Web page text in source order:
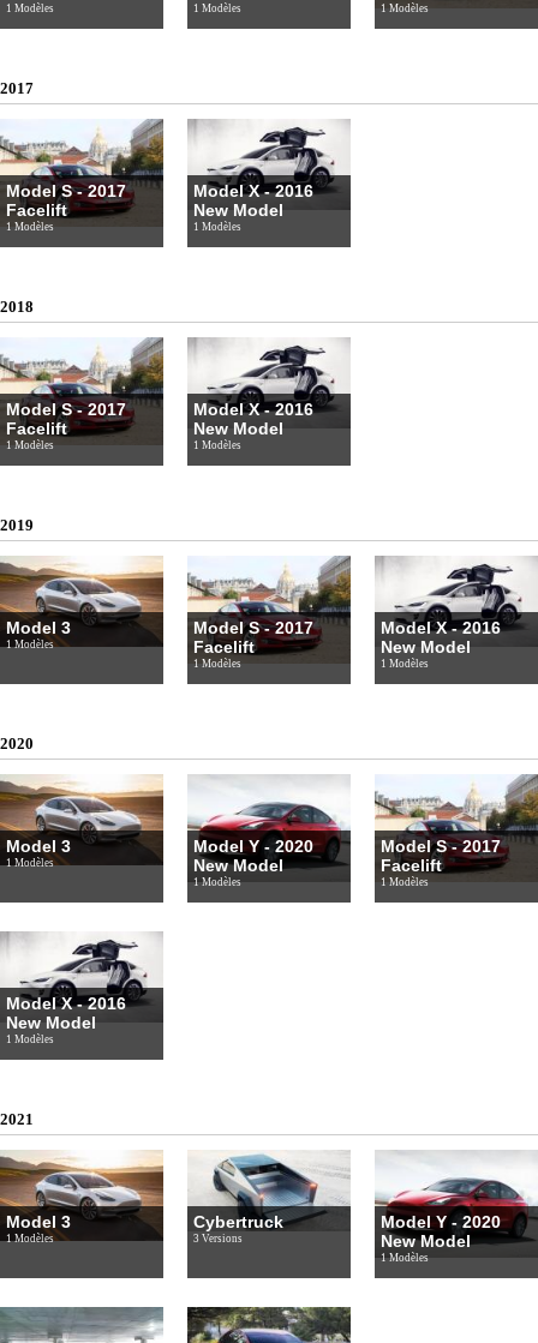
1 Modèles 1 Modèles 1 Modèles
2017
Model S - 2017
Facelift
1 Modèles
Model X - 2016
New Model
1 Modèles
2018
Model S - 2017
Facelift
1 Modèles
Model X - 2016
New Model
1 Modèles
2019
Model 3
1 Modèles
Model S - 2017
Facelift
1 Modèles
Model X - 2016
New Model
1 Modèles
2020
Model 3
1 Modèles
Model Y - 2020
New Model
1 Modèles
Model S - 2017
Facelift
1 Modèles
Model X - 2016
New Model
1 Modèles
2021
Model 3
1 Modèles
Cybertruck
3 Versions
Model Y - 2020
New Model
1 Modèles